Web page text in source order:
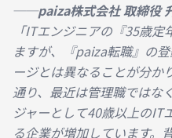
──paiza株式会社 取締役
「ITエンジニアの『35歳
ますが、『paiza転職』の
ージとは異なることが分か
通り、最近は管理職ではな
ジャーとして40歳以上のIT
る企業が増加しています。